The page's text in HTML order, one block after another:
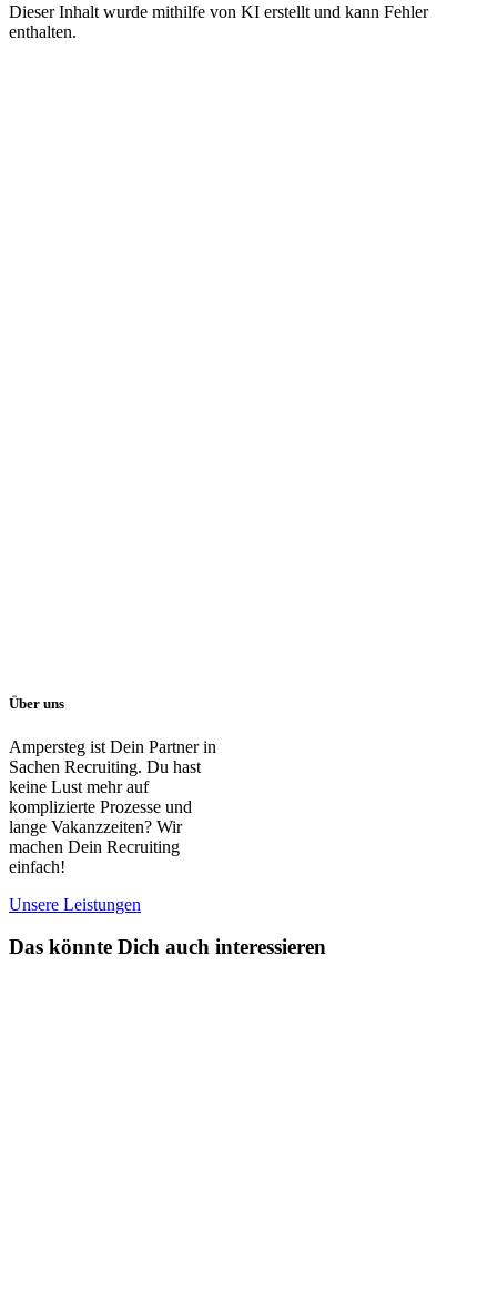
Dieser Inhalt wurde mithilfe von KI erstellt und kann Fehler
enthalten.
Über uns
Ampersteg ist Dein Partner in
Sachen Recruiting. Du hast
keine Lust mehr auf
komplizierte Prozesse und
lange Vakanzzeiten? Wir
machen Dein Recruiting
einfach!
Unsere Leistungen
Das könnte Dich auch interessieren